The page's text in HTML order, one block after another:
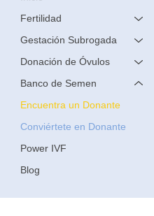
Fertilidad
Gestación Subrogada
Donación de Óvulos
Banco de Semen
Encuentra un Donante
Conviértete en Donante
Power IVF
Blog